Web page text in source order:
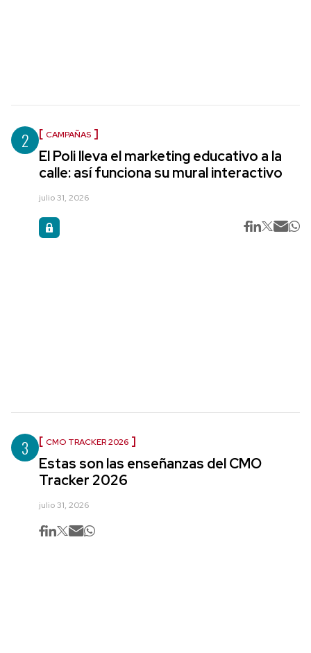
2 CAMPAÑAS
El Poli lleva el marketing educativo a la
calle: así funciona su mural interactivo
julio 31, 2026
3 CMO TRACKER 2026
Estas son las enseñanzas del CMO
Tracker 2026
julio 31, 2026